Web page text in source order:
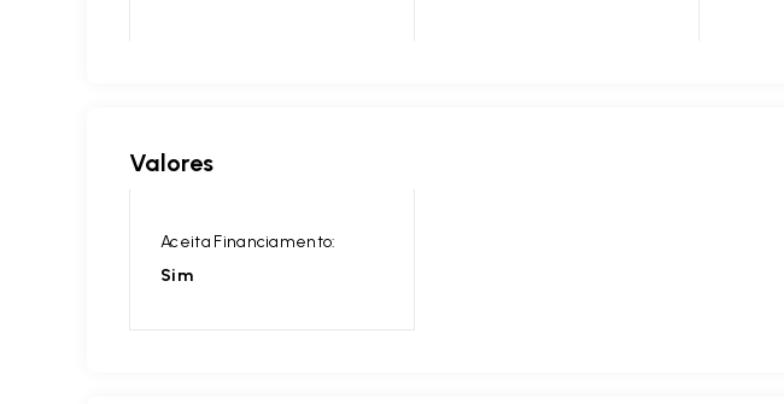
Valores
Aceita Financiamento:
Sim